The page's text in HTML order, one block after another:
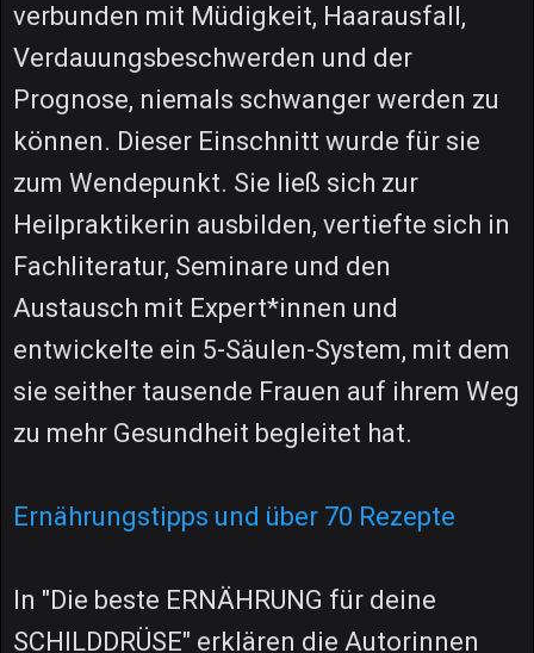
verbunden mit Müdigkeit, Haarausfall,
Verdauungsbeschwerden und der
Prognose, niemals schwanger werden zu
können. Dieser Einschnitt wurde für sie
zum Wendepunkt. Sie ließ sich zur
Heilpraktikerin ausbilden, vertiefte sich in
Fachliteratur, Seminare und den
Austausch mit Expert*innen und
entwickelte ein 5-Säulen-System, mit dem
sie seither tausende Frauen auf ihrem Weg
zu mehr Gesundheit begleitet hat.
Ernährungstipps und über 70 Rezepte
In "Die beste ERNÄHRUNG für deine
SCHILDDRÜSE" erklären die Autorinnen